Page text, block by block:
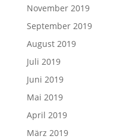
November 2019
September 2019
August 2019
Juli 2019
Juni 2019
Mai 2019
April 2019
März 2019